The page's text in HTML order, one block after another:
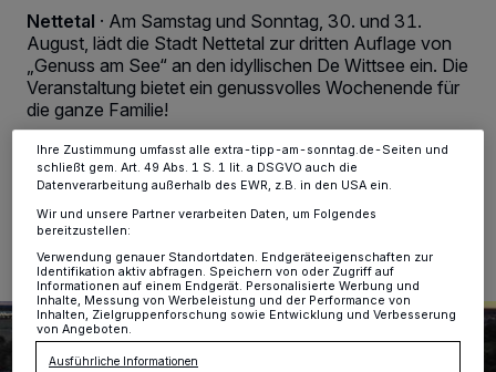
Nettetal · Am Samstag und Sonntag, 30. und 31.
August, lädt die Stadt Nettetal zur dritten Auflage von
„Genuss am See“ an den idyllischen De Wittsee ein. Die
Veranstaltung bietet ein genussvolles Wochenende für
die ganze Familie!
Zwecke. Wenn Tracker deaktiviert sind, sind manche Inhalte und
Anzeigen möglicherweise nicht mehr so relevant für Sie. Sie können
dieses Menü jederzeit wieder aufrufen, um Ihre Einstellungen zu
ändern oder Ihre Einwilligung zu widerrufen, indem Sie auf den Link
Einstellungen oder Ablehnen am unteren Rand der Webseite klicken.
Ihre Einstellungen gelten innerhalb unseres Website. Weitere
Informationen finden Sie in unserer Datenschutzerklärung.
Ihre Zustimmung umfasst alle extra-tipp-am-sonntag.de-Seiten und
schließt gem. Art. 49 Abs. 1 S. 1 lit. a DSGVO auch die
Datenverarbeitung außerhalb des EWR, z.B. in den USA ein.
Wir und unsere Partner verarbeiten Daten, um Folgendes
bereitzustellen:
Verwendung genauer Standortdaten. Endgeräteeigenschaften zur
Identifikation aktiv abfragen. Speichern von oder Zugriff auf
Informationen auf einem Endgerät. Personalisierte Werbung und
Inhalte, Messung von Werbeleistung und der Performance von
Inhalten, Zielgruppenforschung sowie Entwicklung und Verbesserung
von Angeboten.
Ausführliche Informationen